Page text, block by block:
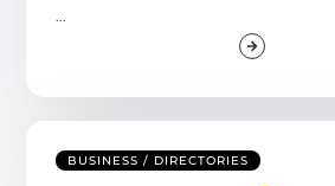
BUSINESS / DIRECTORIES